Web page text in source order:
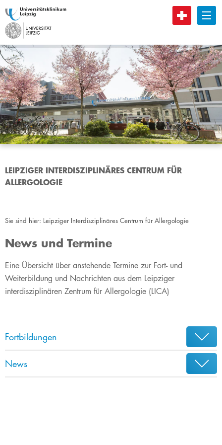
B
LEIPZIGER INTERDISZIPLINÄRES CENTRUM FÜR
ALLERGOLOGIE
Sie sind hier: Leipziger Interdisziplinäres Centrum für Allergologie
News und Termine
​​​Eine Übersicht über anstehende Termine zur Fort- und
Weiterbildung und Nachrichten aus dem Leipziger
interdisziplinären Zentrum für Allergologie (LICA)
Fortbildungen
News